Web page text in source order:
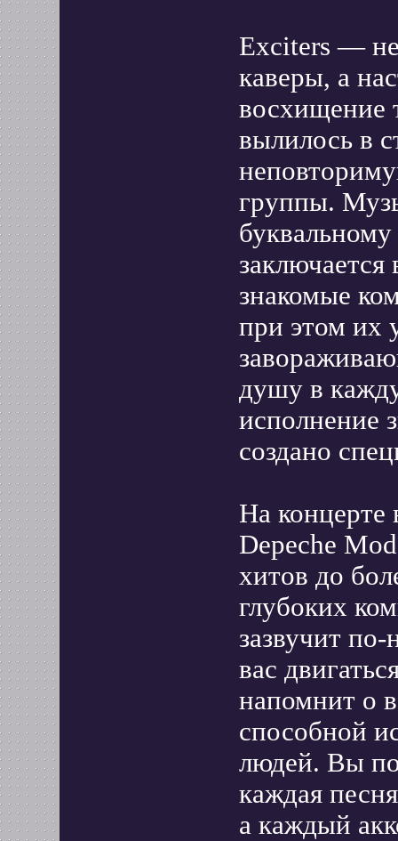
Exciters —
каверы, а
восхищение
вылилось в
группы.
знакомые
при этом их
душу в
исполнение
создано
На
Depeche
хитов до
глубоких
зазвучит по-
вас
напомнит о
способной
людей. Вы
каждая
а каждый